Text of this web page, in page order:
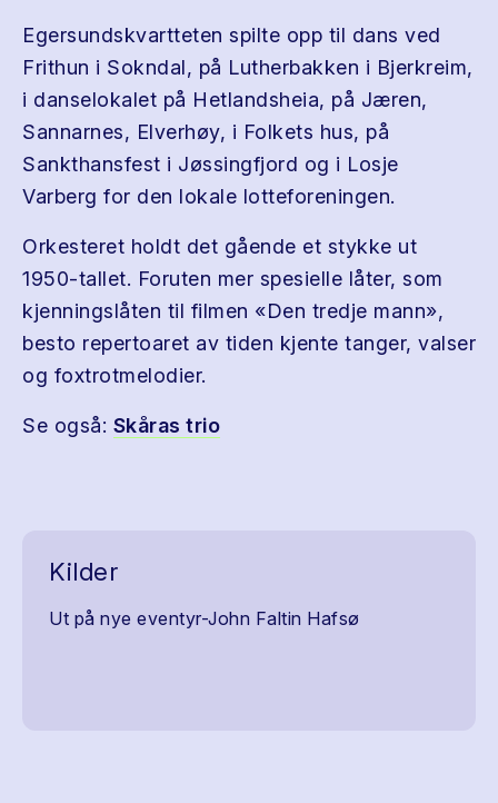
Egersundskvartteten spilte opp til dans ved
Frithun i Sokndal, på Lutherbakken i Bjerkreim,
i danselokalet på Hetlandsheia, på Jæren,
Sannarnes, Elverhøy, i Folkets hus, på
Sankthansfest i Jøssingfjord og i Losje
Varberg for den lokale lotteforeningen.
Orkesteret holdt det gående et stykke ut
1950-tallet. Foruten mer spesielle låter, som
kjenningslåten til filmen «Den tredje mann»,
besto repertoaret av tiden kjente tanger, valser
og foxtrotmelodier.
Se også: Skåras trio
Kilder
Ut på nye eventyr-John Faltin Hafsø